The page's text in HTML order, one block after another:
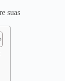
suas